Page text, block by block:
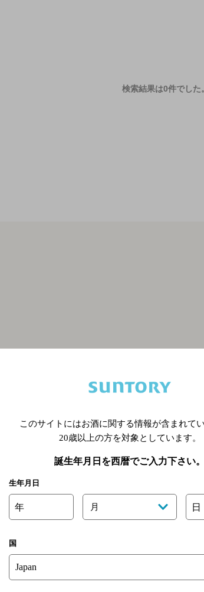
検索結果は0件でした。
関連ページ
埼玉県のバー検索
このサイトにはお酒に関する情報が含まれてい
20歳以上の方を対象としています。
誕生年月日を西暦でご入力下さい。
生年月日
年 月 日
国